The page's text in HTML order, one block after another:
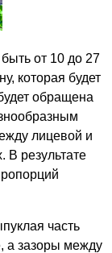
от 10 до 27
которая будет
обращена
лицевой и
В результате
часть
а зазоры между